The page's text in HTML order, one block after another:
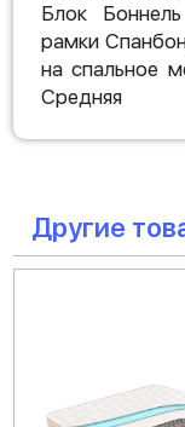
Блок
рамки
на спальное
Средняя
Другие